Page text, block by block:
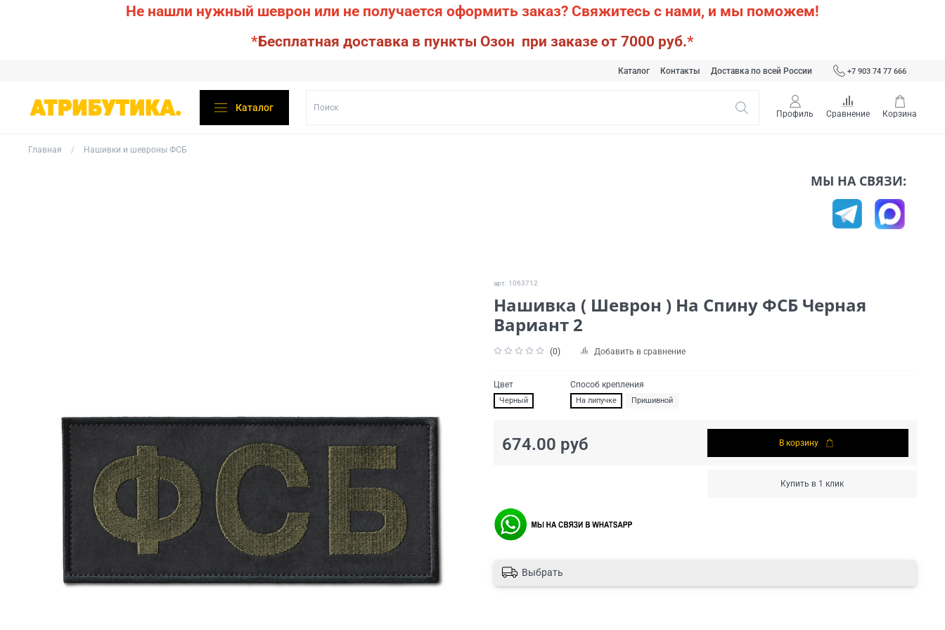
Не нашли нужный шеврон или не получается оформить заказ? Свяжитесь с нами, и мы поможем!
*Бесплатная доставка в пункты Озон при заказе от 7000 руб.*
Каталог Контакты Доставка по всей России +7 903 74 77 666
Каталог
Профиль Сравнение Корзина
Главная Нашивки и шевроны ФСБ
МЫ НА СВЯЗИ:
арт. 1063712
Нашивка ( Шеврон ) На Спину ФСБ Черная
Вариант 2
(0) Добавить в сравнение
Цвет
Черный
Способ крепления
На липучке Пришивной
674.00 руб В корзину
Купить в 1 клик
Выбрать